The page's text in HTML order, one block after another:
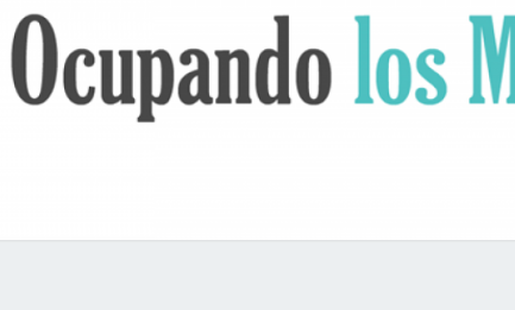
Terapia
Ocupacional
Desde Los
Márgenes